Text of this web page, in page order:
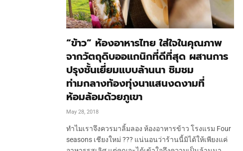
“ข้าว” ห้องอาหารไทย ใส่ใจในคุณภาพ
จากวัตถุดิบออแกนิกที่ดีที่สุด ผสานการ
ปรุงชั้นเยี่ยมแบบล้านนา ชิมชม
ท่ามกลางท้องทุ่งนาแสนงดงามที่
ห้อมล้อมด้วยภูเขา
May 28, 2018
ทำไมเราจึงควรมาลิ้มลอง ห้องอาหารข้าว โรงแรม Four
seasons เชียงใหม่ ??? แน่นอนว่าร้านนี้มิได้ให้เพียงแค่